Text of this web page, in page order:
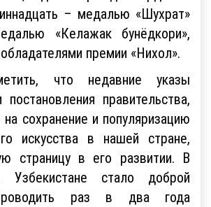
– медалью «Шухрат»
«Келажак бунёдкори»,
премии «Нихол».
что недавние указы
правительства,
сохранение и популяризацию
искусства в нашей стране,
страницу в его развитии. В
Узбекистане стало доброй
раз в два года